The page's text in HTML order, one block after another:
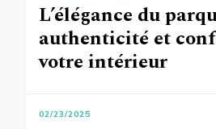
L’élégance du
authenticité et
votre intérieur
02/23/2025